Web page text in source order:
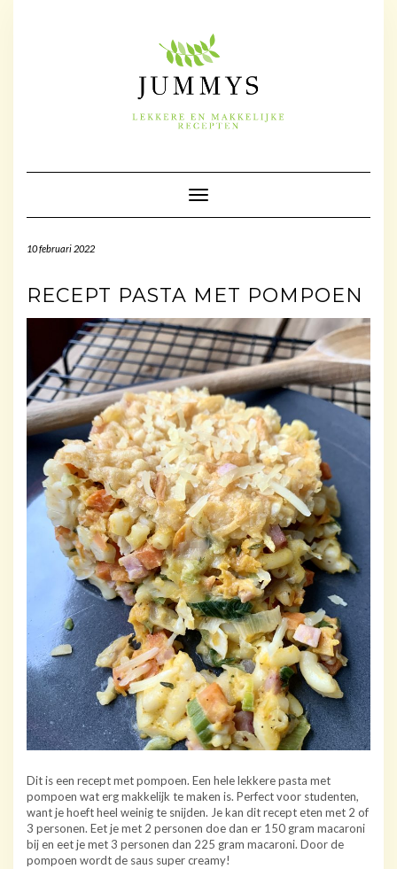
Toggle navigatie
10 februari 2022
RECEPT PASTA MET POMPOEN
Dit is een recept met pompoen. Een hele lekkere pasta met
pompoen wat erg makkelijk te maken is. Perfect voor studenten,
want je hoeft heel weinig te snijden. Je kan dit recept eten met 2 of
3 personen. Eet je met 2 personen doe dan er 150 gram macaroni
bij en eet je met 3 personen dan 225 gram macaroni. Door de
pompoen wordt de saus super creamy!